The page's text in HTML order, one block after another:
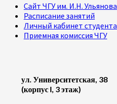
Сайт ЧГУ им. И.Н. Ульянова
Расписание занятий
Личный кабинет студента
Приемная комиссия ЧГУ
ул. Университетская, 38
(корпус I, 3 этаж)